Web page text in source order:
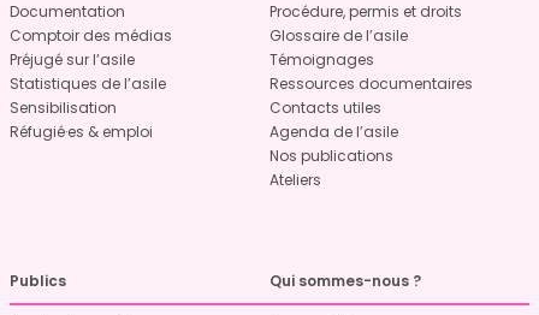
Documentation
Comptoir des médias
Préjugé sur l’asile
Statistiques de l’asile
Sensibilisation
Réfugié·es & emploi
Procédure, permis et droits
Glossaire de l’asile
Témoignages
Ressources documentaires
Contacts utiles
Agenda de l’asile
Nos publications
Ateliers
Publics Qui sommes-nous ?